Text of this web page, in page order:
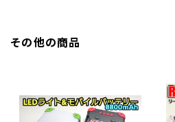
その他の商品